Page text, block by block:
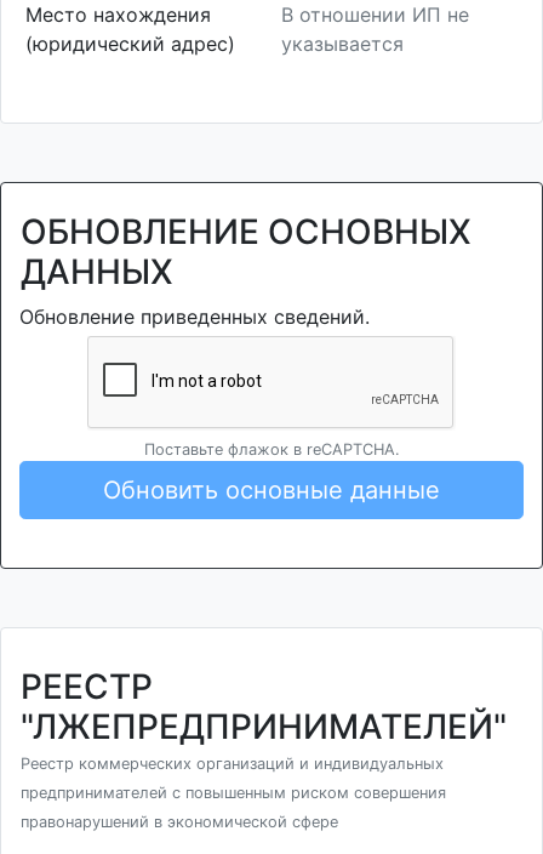
Место нахождения
(юридический адрес)
В отношении ИП не
указывается
ОБНОВЛЕНИЕ ОСНОВНЫХ
ДАННЫХ
Обновление приведенных сведений.
Поставьте флажок в reCAPTCHA.
Обновить основные данные
РЕЕСТР
"ЛЖЕПРЕДПРИНИМАТЕЛЕЙ"
Реестр коммерческих организаций и индивидуальных
предпринимателей с повышенным риском совершения
правонарушений в экономической сфере